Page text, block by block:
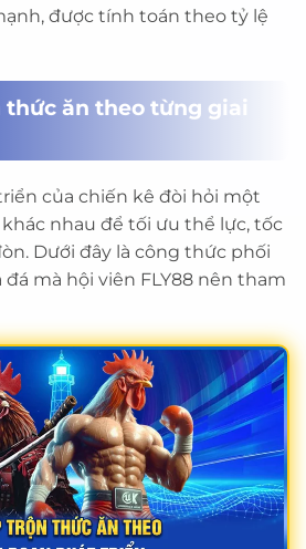
được tính toán theo tỷ lệ
ăn theo từng giai
của chiến kê đòi hỏi một
nhau để tối ưu thể lực, tốc
Dưới đây là công thức phối
mà hội viên FLY88 nên tham